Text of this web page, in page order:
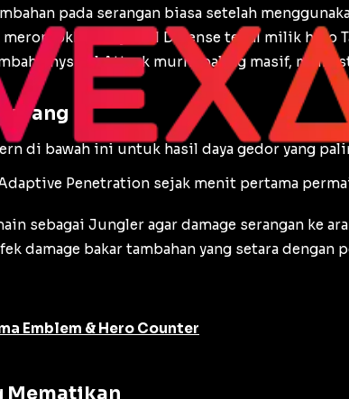
pada serangan biasa setelah
Physical Defense tebal milik hero
Physical Attack murni paling masif,
di bawah ini untuk hasil daya gedor yang
Penetration sejak menit pertama
sebagai Jungler agar damage serangan ke
damage bakar tambahan yang setara
Emblem & Hero Counter
Mematikan